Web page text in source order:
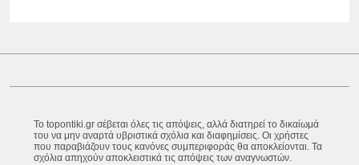
Το topontiki.gr σέβεται όλες τις απόψεις, αλλά διατηρεί το δικαίωμά
του να μην αναρτά υβριστικά σχόλια και διαφημίσεις. Οι χρήστες
που παραβιάζουν τους κανόνες συμπεριφοράς θα αποκλείονται. Τα
σχόλια απηχούν αποκλειστικά τις απόψεις των αναγνωστών.